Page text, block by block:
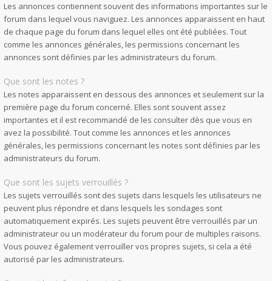
Les annonces contiennent souvent des informations importantes sur le
forum dans lequel vous naviguez. Les annonces apparaissent en haut
de chaque page du forum dans lequel elles ont été publiées. Tout
comme les annonces générales, les permissions concernant les
annonces sont définies par les administrateurs du forum.
Que sont les notes ?
Les notes apparaissent en dessous des annonces et seulement sur la
première page du forum concerné. Elles sont souvent assez
importantes et il est recommandé de les consulter dès que vous en
avez la possibilité. Tout comme les annonces et les annonces
générales, les permissions concernant les notes sont définies par les
administrateurs du forum.
Que sont les sujets verrouillés ?
Les sujets verrouillés sont des sujets dans lesquels les utilisateurs ne
peuvent plus répondre et dans lesquels les sondages sont
automatiquement expirés. Les sujets peuvent être verrouillés par un
administrateur ou un modérateur du forum pour de multiples raisons.
Vous pouvez également verrouiller vos propres sujets, si cela a été
autorisé par les administrateurs.